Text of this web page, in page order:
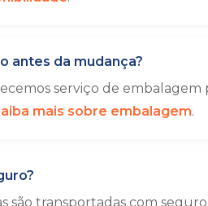
antes da mudança?
serviço de
mais sobre embalagem.
são transportadas com